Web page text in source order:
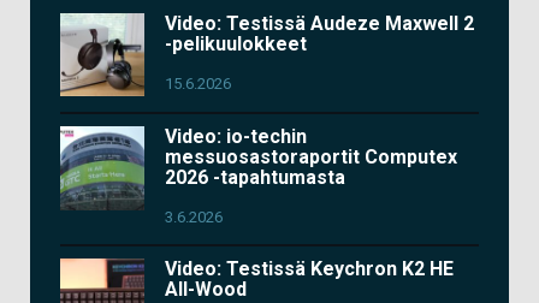
Video: Testissä Audeze Maxwell 2
-pelikuulokkeet
15.6.2026
Video: io-techin
messuosastoraportit Computex
2026 -tapahtumasta
3.6.2026
Video: Testissä Keychron K2 HE
All-Wood